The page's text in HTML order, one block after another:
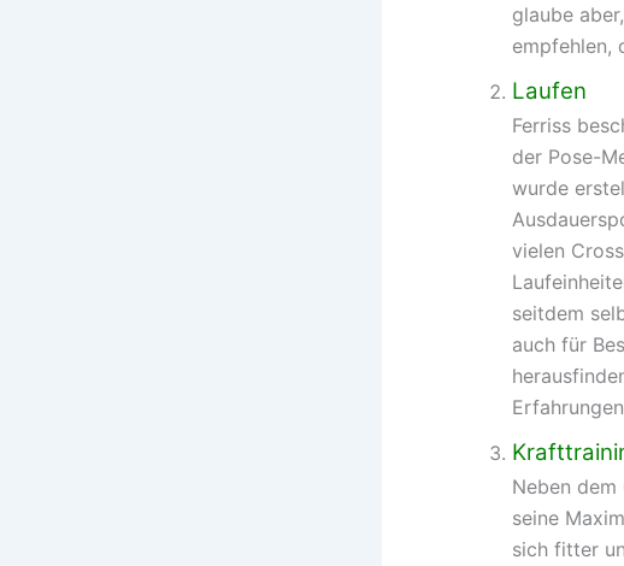
glaube
empfehlen,
Laufen
Ferriss
der Pose-
wurde
vielen
seitdem
auch für
Neben dem
seine
sich fitter